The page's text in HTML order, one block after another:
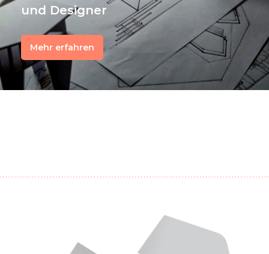
und Designer
Mehr erfahren